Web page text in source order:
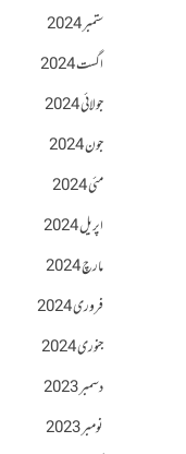
ستمبر 2024
اگست 2024
جولائی 2024
جون 2024
مئی 2024
اپریل 2024
مارچ 2024
فروری 2024
جنوری 2024
دسمبر 2023
نومبر 2023